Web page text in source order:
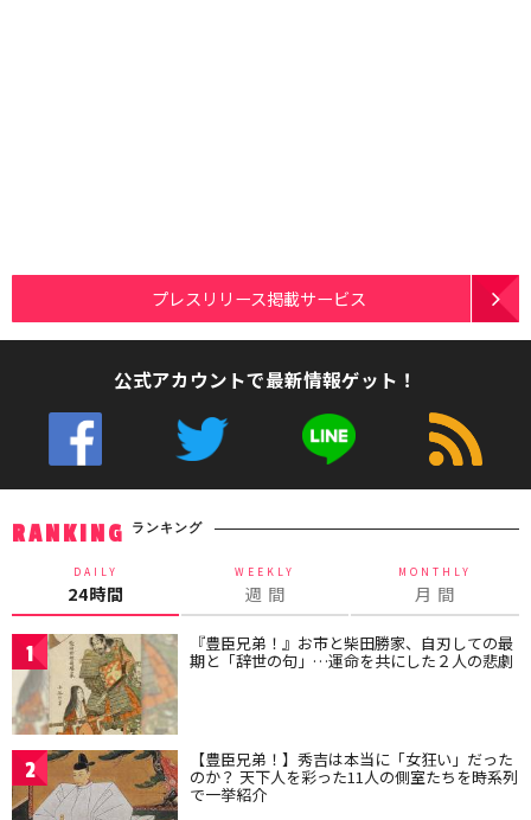
プレスリリース掲載サービス
公式アカウントで最新情報ゲット！
RANKING ランキング
DAILY
24時間
WEEKLY
週 間
MONTHLY
月 間
1 『豊臣兄弟！』お市と柴田勝家、自刃しての最
期と「辞世の句」…運命を共にした２人の悲劇
2 【豊臣兄弟！】秀吉は本当に「女狂い」だった
のか？ 天下人を彩った11人の側室たちを時系列
で一挙紹介